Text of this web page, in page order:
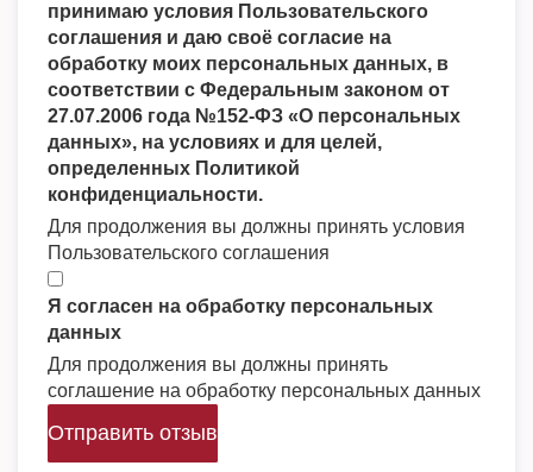
принимаю условия Пользовательского
соглашения и даю своё согласие на
обработку моих персональных данных, в
соответствии с Федеральным законом от
27.07.2006 года №152-ФЗ «О персональных
данных», на условиях и для целей,
определенных Политикой
конфиденциальности.
Для продолжения вы должны принять условия
Пользовательского соглашения
Я согласен на обработку персональных
данных
Для продолжения вы должны принять
соглашение на обработку персональных данных
Отправить отзыв